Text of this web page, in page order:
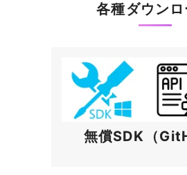
各種ダウンロ
無償SDK（